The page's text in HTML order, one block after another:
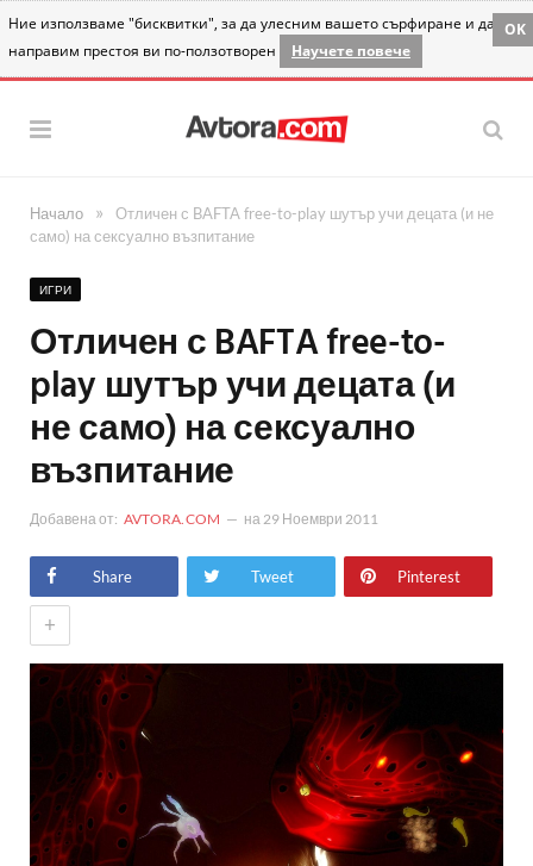
Ние използваме "бисквитки", за да улесним вашето сърфиране и да
направим престоя ви по-ползотворен
Научете повече
OK
Начало »
Отличен с BAFTA free-to-play шутър учи децата (и не
само) на сексуално възпитание
ИГРИ
Отличен с BAFTA free-to-
play шутър учи децата (и
не само) на сексуално
възпитание
Добавена от: AVTORA.COM на 29 Ноември 2011
Share Tweet Pinterest
+